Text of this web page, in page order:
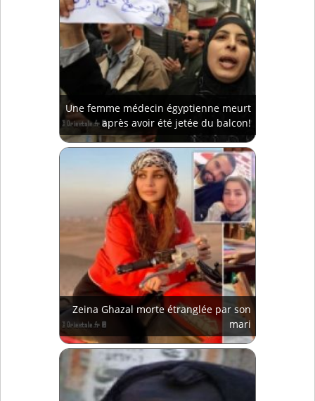
Une femme médecin égyptienne meurt
après avoir été jetée du balcon!
Zeina Ghazal morte étranglée par son
mari